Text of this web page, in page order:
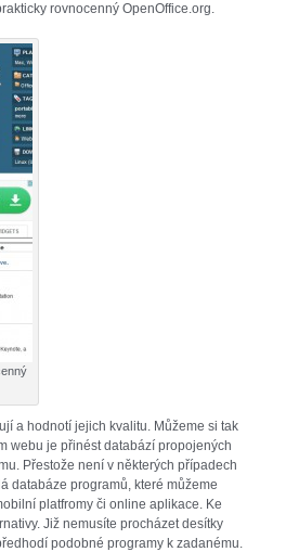
rovnocenný OpenOffice.org.
a hodnotí jejich kvalitu. Můžeme si tak
webu je přinést databází propojených
Přestože není v některých případech
databáze programů, které můžeme
platfromy či online aplikace. Ke
Již nemusíte procházet desítky
podobné programy k zadanému.